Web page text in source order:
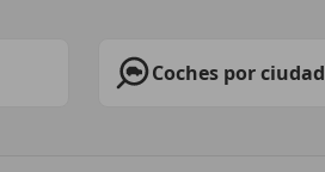
Coches por ciudad